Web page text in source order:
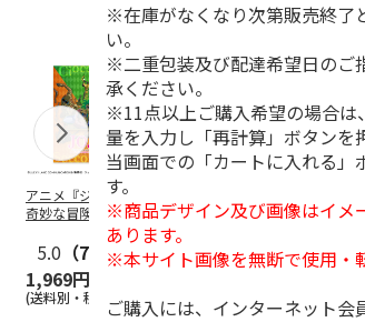
アニメ『ジョジョの
奇妙な冒険 黄金の
風』チョコラータと
セッ…
5.0 （7）
1,969円
(送料別・税込)
ーセット
(送料別・税込)
ケース
5.0
(送料
※在庫がなくなり次第販売終了
い。
※二重包装及び配達希望日のご
承ください。
※11点以上ご購入希望の場合は
量を入力し「再計算」ボタンを
当画面での「カートに入れる
す。
※商品デザイン及び画像はイメ
あります。
※本サイト画像を無断で使用・
ご購入には、インターネット会